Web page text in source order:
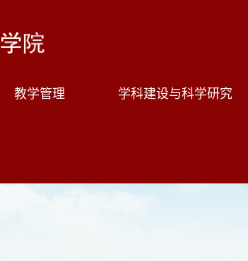
教学管理 学科建设与科学研究